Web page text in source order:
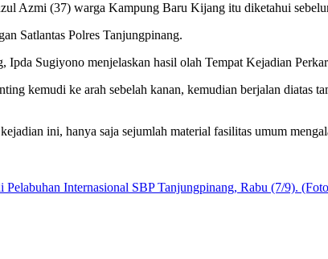
Azmi (37) warga Kampung Baru Kijang itu diketahui
Satlantas Polres Tanjungpinang.
Ipda Sugiyono menjelaskan hasil olah Tempat Kejadian
kemudi ke arah sebelah kanan, kemudian berjalan
ini, hanya saja sejumlah material fasilitas umum